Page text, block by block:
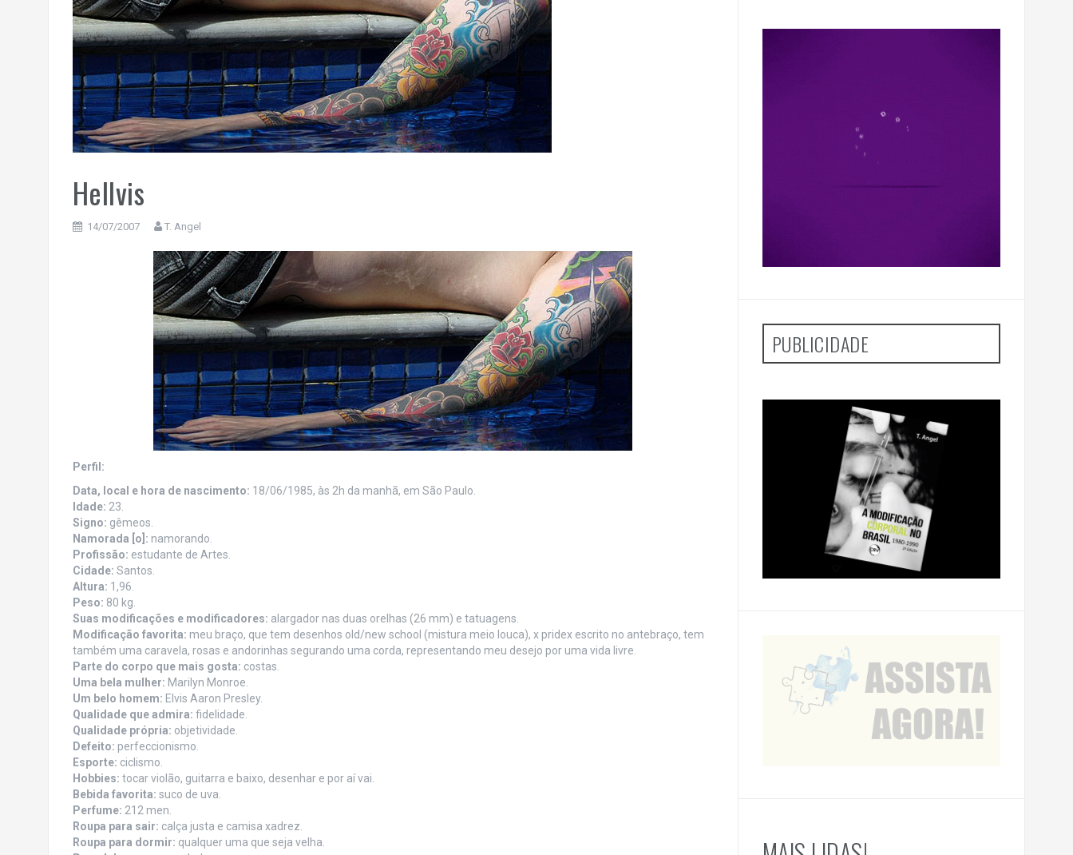
Hellvis
14/07/2007 T. Angel
Perfil:
Data, local e hora de nascimento: 18/06/1985, às 2h da manhã, em São Paulo.
Idade: 23.
Signo: gêmeos.
Namorada [o]: namorando.
Profissão: estudante de Artes.
Cidade: Santos.
Altura: 1,96.
Peso: 80 kg.
Suas modificações e modificadores: alargador nas duas orelhas (26 mm) e tatuagens.
Modificação favorita: meu braço, que tem desenhos old/new school (mistura meio louca), x pridex escrito no antebraço, tem
também uma caravela, rosas e andorinhas segurando uma corda, representando meu desejo por uma vida livre.
Parte do corpo que mais gosta: costas.
Uma bela mulher: Marilyn Monroe.
Um belo homem: Elvis Aaron Presley.
Qualidade que admira: fidelidade.
Qualidade própria: objetividade.
Defeito: perfeccionismo.
Esporte: ciclismo.
Hobbies: tocar violão, guitarra e baixo, desenhar e por aí vai.
Bebida favorita: suco de uva.
Perfume: 212 men.
Roupa para sair: calça justa e camisa xadrez.
Roupa para dormir: qualquer uma que seja velha.
PUBLICIDADE